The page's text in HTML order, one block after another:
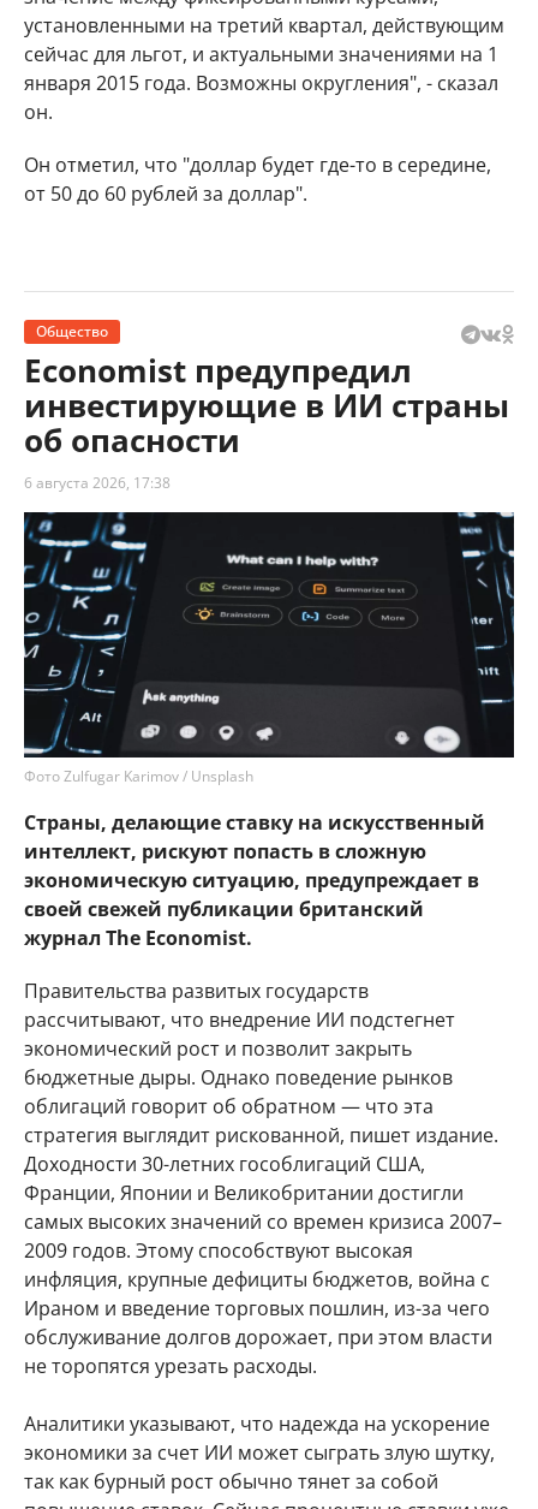
установленными на третий квартал, действующим
сейчас для льгот, и актуальными значениями на 1
января 2015 года. Возможны округления", - сказал
он.
Он отметил, что "доллар будет где-то в середине,
от 50 до 60 рублей за доллар".
Общество
Economist предупредил
инвестирующие в ИИ страны
об опасности
6 августа 2026, 17:38
Фото Zulfugar Karimov / Unsplash
Страны, делающие ставку на искусственный
интеллект, рискуют попасть в сложную
экономическую ситуацию, предупреждает в
своей свежей публикации британский
журнал The Economist.
Правительства развитых государств
рассчитывают, что внедрение ИИ подстегнет
экономический рост и позволит закрыть
бюджетные дыры. Однако поведение рынков
облигаций говорит об обратном — что эта
стратегия выглядит рискованной, пишет издание.
Доходности 30-летних гособлигаций США,
Франции, Японии и Великобритании достигли
самых высоких значений со времен кризиса 2007–
2009 годов. Этому способствуют высокая
инфляция, крупные дефициты бюджетов, война с
Ираном и введение торговых пошлин, из-за чего
обслуживание долгов дорожает, при этом власти
не торопятся урезать расходы.
Аналитики указывают, что надежда на ускорение
экономики за счет ИИ может сыграть злую шутку,
так как бурный рост обычно тянет за собой